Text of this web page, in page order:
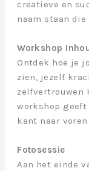
creatieve en
naam staan
Workshop
Ontdek hoe je
zien, jezelf
zelfvertrouwen
workshop
kant naar
Fotosessie
Aan het einde